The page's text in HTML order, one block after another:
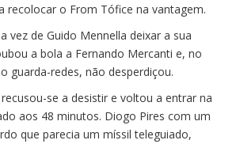
recolocar o From Tófice na vantagem.
vez de Guido Mennella deixar a sua
a bola a Fernando Mercanti e, no
guarda-redes, não desperdiçou.
se a desistir e voltou a entrar na
aos 48 minutos. Diogo Pires com um
que parecia um míssil teleguiado,